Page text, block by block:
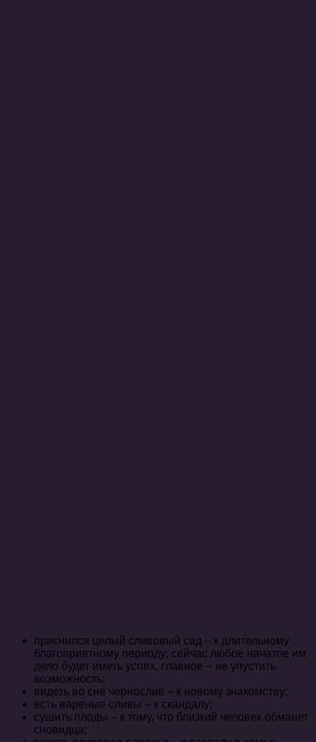
приснился целый сливовый сад – к длительному
благоприятному периоду; сейчас любое начатое им
дело будет иметь успех, главное – не упустить
возможность;
видеть во сне чернослив – к новому знакомству;
есть вареные сливы – к скандалу;
сушить плоды – к тому, что близкий человек обманет
сновидца;